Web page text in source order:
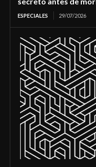
ESPECIALES 29/07/2026